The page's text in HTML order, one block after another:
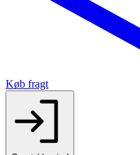
Køb fragt